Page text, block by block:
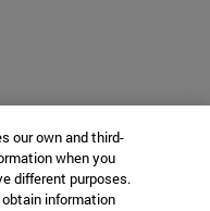
our own and third-
when you
different purposes.
information